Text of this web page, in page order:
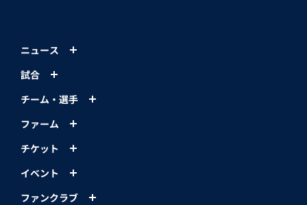
ニュース
試合
チーム・選手
ファーム
チケット
イベント
ファンクラブ